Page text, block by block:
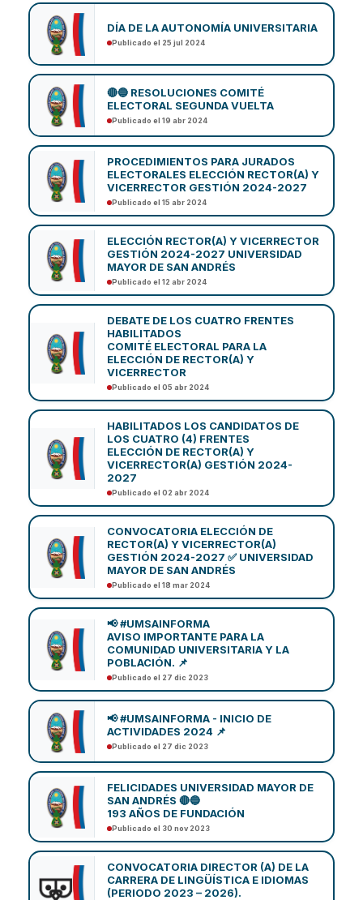
DÍA DE LA AUTONOMÍA UNIVERSITARIA
Publicado el 25 jul 2024
🔴🔵 RESOLUCIONES COMITÉ
ELECTORAL SEGUNDA VUELTA
Publicado el 19 abr 2024
PROCEDIMIENTOS PARA JURADOS
ELECTORALES ELECCIÓN RECTOR(A) Y
VICERRECTOR GESTIÓN 2024-2027
Publicado el 15 abr 2024
ELECCIÓN RECTOR(A) Y VICERRECTOR
GESTIÓN 2024-2027 UNIVERSIDAD
MAYOR DE SAN ANDRÉS
Publicado el 12 abr 2024
DEBATE DE LOS CUATRO FRENTES
HABILITADOS
COMITÉ ELECTORAL PARA LA
ELECCIÓN DE RECTOR(A) Y
VICERRECTOR
Publicado el 05 abr 2024
HABILITADOS LOS CANDIDATOS DE
LOS CUATRO (4) FRENTES
ELECCIÓN DE RECTOR(A) Y
VICERRECTOR(A) GESTIÓN 2024-
2027
Publicado el 02 abr 2024
CONVOCATORIA ELECCIÓN DE
RECTOR(A) Y VICERRECTOR(A)
GESTIÓN 2024-2027 ✅ UNIVERSIDAD
MAYOR DE SAN ANDRÉS
Publicado el 18 mar 2024
📢 #UMSAINFORMA
AVISO IMPORTANTE PARA LA
COMUNIDAD UNIVERSITARIA Y LA
POBLACIÓN. 📌
Publicado el 27 dic 2023
📢 #UMSAINFORMA - INICIO DE
ACTIVIDADES 2024 📌
Publicado el 27 dic 2023
FELICIDADES UNIVERSIDAD MAYOR DE
SAN ANDRÉS 🔴🔵
193 AÑOS DE FUNDACIÓN
Publicado el 30 nov 2023
CONVOCATORIA DIRECTOR (A) DE LA
CARRERA DE LINGÜÍSTICA E IDIOMAS
(PERIODO 2023 – 2026).